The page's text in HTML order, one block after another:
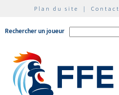
Plan du site | Contact
Rechercher un joueur